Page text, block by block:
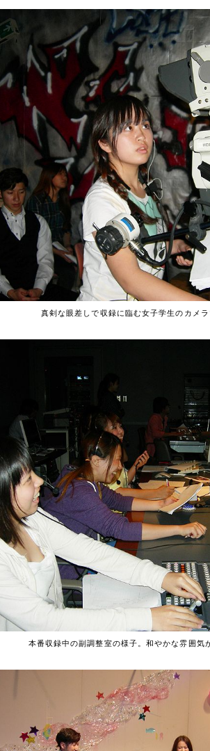
真剣な眼差しで収録に臨む女子学生のカメ
本番収録中の副調整室の様子。和やかな雰囲気